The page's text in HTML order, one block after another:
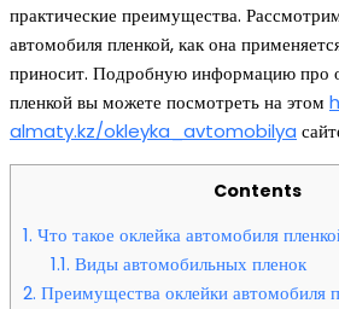
практические преимущества.
автомобиля пленкой, как она
приносит. Подробную информацию про
пленкой вы можете посмотреть на этом
almaty.kz/okleyka_avtomobilya
Contents
1. Что такое оклейка автомобиля
1.1. Виды автомобильных пленок
2. Преимущества оклейки автомобиля